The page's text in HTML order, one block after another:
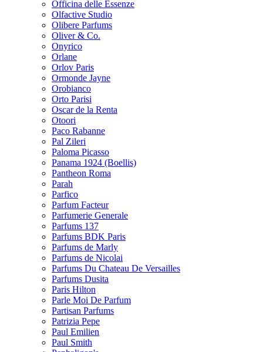
Officina delle Essenze
Olfactive Studio
Olibere Parfums
Oliver & Co.
Onyrico
Orlane
Orlov Paris
Ormonde Jayne
Orobianco
Orto Parisi
Oscar de la Renta
Otoori
Paco Rabanne
Pal Zileri
Paloma Picasso
Panama 1924 (Boellis)
Pantheon Roma
Parah
Parfico
Parfum Facteur
Parfumerie Generale
Parfums 137
Parfums BDK Paris
Parfums de Marly
Parfums de Nicolai
Parfums Du Chateau De Versailles
Parfums Dusita
Paris Hilton
Parle Moi De Parfum
Partisan Parfums
Patrizia Pepe
Paul Emilien
Paul Smith